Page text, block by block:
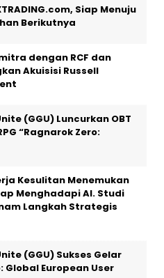
Siap Menuju
Berikutnya
dengan RCF dan
Akuisisi Russell
(GGU) Luncurkan OBT
“Ragnarok Zero:
Kesulitan Menemukan
Menghadapi AI. Studi
Langkah Strategis
(GGU) Sukses Gelar
Global European User